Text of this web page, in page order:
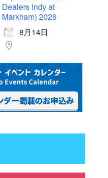
Dealers Indy at
Markham) 2026
8月14日